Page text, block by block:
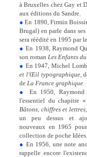
à Bruxelles chez Gay et
aux éditions du Sandre.
● En 1890, Firmin
Brugal) en parle dans ses
sera réédité en 1995 par
● En 1938, Raymond
son roman Les Enfants
● En 1947, Michel
et l'Œil typographique,
de La France graphique.
●
En 1950,
l'essentiel du chapitre
Bâtons, chiffres et lettres,
un peu dessus et
nouveaux en 1965
collection de poche Idées.
● En 1956, une note
rappelle encore